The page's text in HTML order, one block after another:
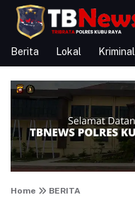
Berita Lokal Kriminal
Home BERITA